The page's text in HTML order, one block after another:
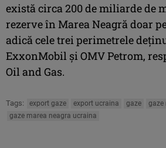
există circa 200 de miliarde de
rezerve în Marea Neagră doar
adică cele trei perimetrele
ExxonMobil şi OMV Petrom,
Oil and Gas.
Tags: export gaze export ucraina gaze
gaze
gaze marea neagra ucraina